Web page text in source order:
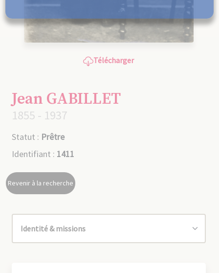
Télécharger
Jean GABILLET
1855 - 1937
Statut : Prêtre
Identifiant : 1411
Revenir à la recherche